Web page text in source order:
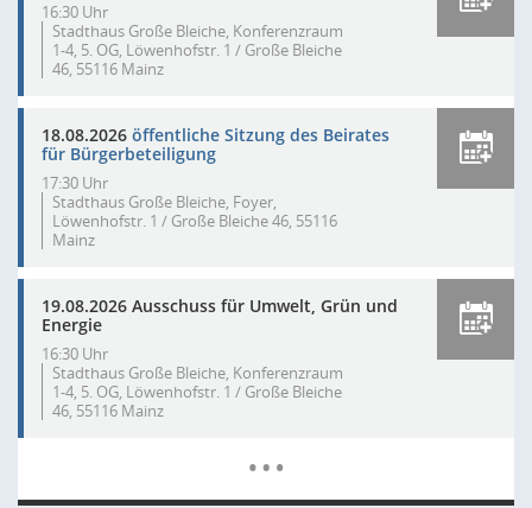
16:30 Uhr
Stadthaus Große Bleiche, Konferenzraum
1-4, 5. OG, Löwenhofstr. 1 / Große Bleiche
46, 55116 Mainz
18.08.2026 öffentliche Sitzung des Beirates
für Bürgerbeteiligung
17:30 Uhr
Stadthaus Große Bleiche, Foyer,
Löwenhofstr. 1 / Große Bleiche 46, 55116
Mainz
19.08.2026 Ausschuss für Umwelt, Grün und
Energie
16:30 Uhr
Stadthaus Große Bleiche, Konferenzraum
1-4, 5. OG, Löwenhofstr. 1 / Große Bleiche
46, 55116 Mainz
…